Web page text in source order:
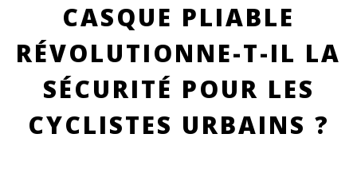
CASQUE PLIABLE
RÉVOLUTIONNE-T-IL LA
SÉCURITÉ POUR LES
CYCLISTES URBAINS ?